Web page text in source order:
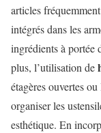
articles
intégrés dans les
ingrédients à portée
plus, l’utilisation de
étagères ouvertes
organiser les
esthétique. En